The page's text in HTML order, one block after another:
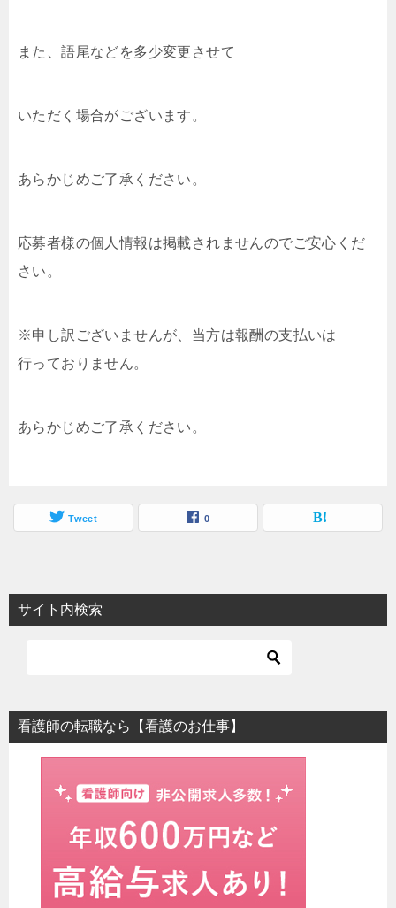
また、語尾などを多少変更させて
いただく場合がございます。
あらかじめご了承ください。
応募者様の個人情報は掲載されませんのでご安心くだ
さい。
※申し訳ございませんが、当方は報酬の支払いは
行っておりません。
あらかじめご了承ください。
Tweet 0
サイト内検索
看護師の転職なら【看護のお仕事】